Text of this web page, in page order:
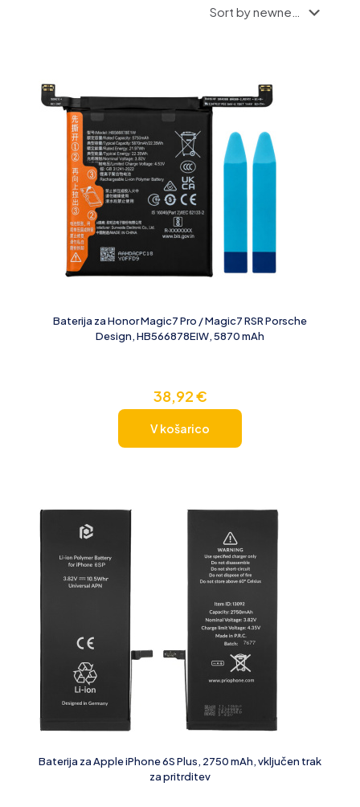
Baterija za Honor Magic7 Pro / Magic7 RSR Porsche
Design, HB566878EIW, 5870 mAh
38,92€
V košarico
Baterija za Apple iPhone 6S Plus, 2750 mAh, vključen trak
za pritrditev